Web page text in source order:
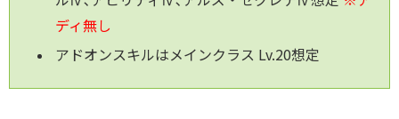
ディ無し
アドオンスキルはメインクラス Lv.20想定